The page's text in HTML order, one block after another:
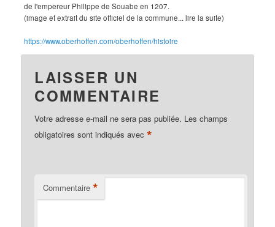
de l'empereur Philippe de Souabe en 1207.
(image et extrait du site officiel de la commune... lire la suite)
https://www.oberhoffen.com/oberhoffen/histoire
LAISSER UN
COMMENTAIRE
Votre adresse e-mail ne sera pas publiée. Les champs
obligatoires sont indiqués avec*
Commentaire *